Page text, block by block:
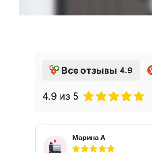
Все отзывы 4.9
4.9 из 5
Марина А.